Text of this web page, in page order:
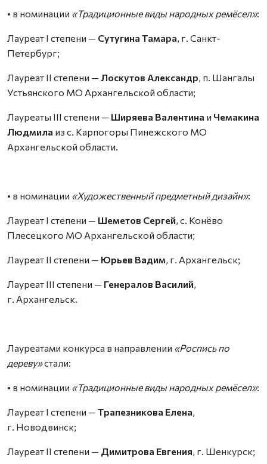
• в номинации «Традиционные виды народных ремёсел»:
Лауреат I степени — Сутугина Тамара, г. Санкт-
Петербург;
Лауреат II степени — Лоскутов Александр, п. Шангалы
Устьянского МО Архангельской области;
Лауреаты III степени — Ширяева Валентина и Чемакина
Людмила из с. Карпогоры Пинежского МО
Архангельской области.
• в номинации «Художественный предметный дизайн»:
Лауреат I степени — Шеметов Сергей, с. Конёво
Плесецкого МО Архангельской области;
Лауреат II степени — Юрьев Вадим, г. Архангельск;
Лауреат III степени — Генералов Василий,
г. Архангельск.
Лауреатами конкурса в направлении «Роспись по
дереву»стали:
• в номинации «Традиционные виды народных ремёсел»:
Лауреат I степени — Трапезникова Елена,
г. Новодвинск;
Лауреат II степени — Димитрова Евгения, г. Шенкурск;